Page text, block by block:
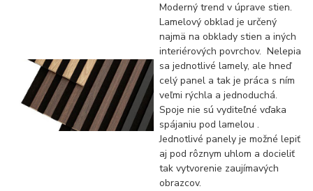
Moderný trend v úprave stien.
Lamelový obklad je určený
najmä na obklady stien a iných
interiérových povrchov. Nelepia
sa jednotlivé lamely, ale hneď
celý panel a tak je práca s ním
veľmi rýchla a jednoduchá.
Spoje nie sú vyditeľné vďaka
spájaniu pod lamelou .
Jednotlivé panely je možné lepiť
aj pod rôznym uhlom a docieliť
tak vytvorenie zaujímavých
obrazcov.